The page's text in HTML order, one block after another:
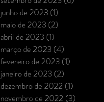
junho de 2023 (1)
maio de 2023 (2)
abril de 2023 (1)
março de 2023 (4)
fevereiro de 2023 (1)
janeiro de 2023 (2)
dezembro de 2022 (1)
novembro de 2022 (3)